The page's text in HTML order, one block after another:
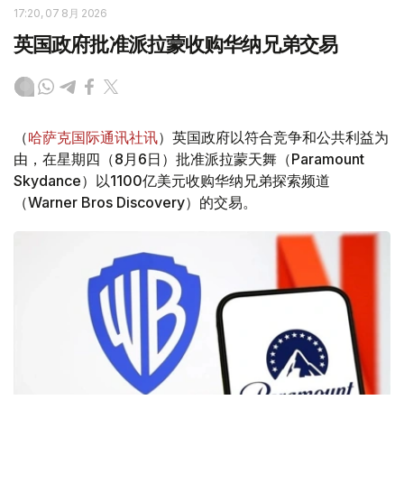
17:20, 07 8月 2026
英国政府批准派拉蒙收购华纳兄弟交易
（哈萨克国际通讯社讯）英国政府以符合竞争和公共利益为
由，在星期四（8月6日）批准派拉蒙天舞（Paramount
Skydance）以1100亿美元收购华纳兄弟探索频道
（Warner Bros Discovery）的交易。